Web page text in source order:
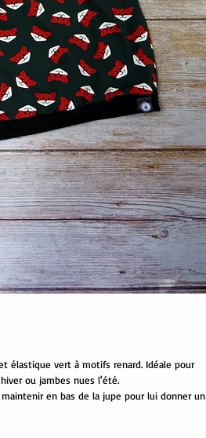
élastique vert à motifs renard. Idéale pour
ou jambes nues l'été.
en bas de la jupe pour lui donner un